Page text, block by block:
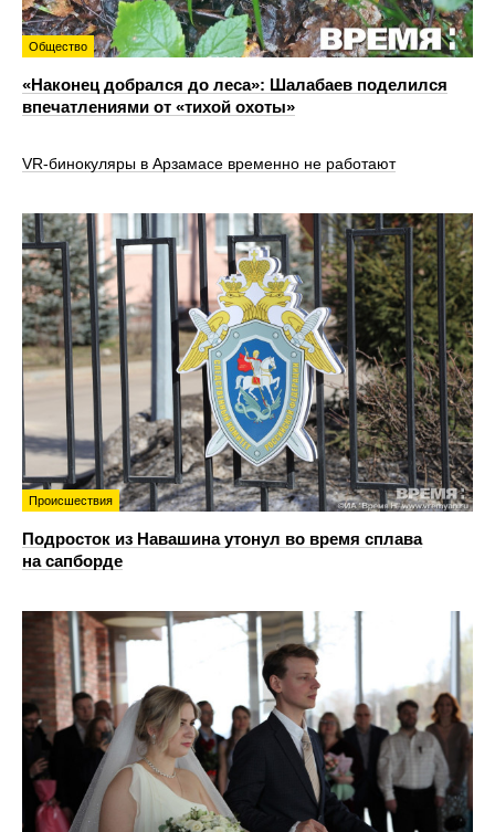
Общество
«Наконец добрался до леса»: Шалабаев поделился
впечатлениями от «тихой охоты»
VR‑бинокуляры в Арзамасе временно не работают
Происшествия
Подросток из Навашина утонул во время сплава
на сапборде